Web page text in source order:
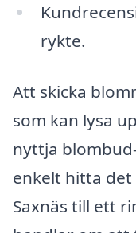
rykte.
Att skicka
som kan lysa
nyttja
enkelt hitta
Saxnäs till ett